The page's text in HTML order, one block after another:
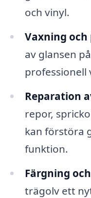
och vinyl.
Vaxning och
av glansen
professionell
Reparation
repor,
kan förstöra
funktion.
Färgning
trägolv ett